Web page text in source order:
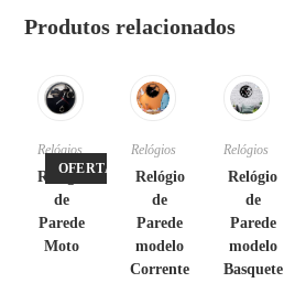
Produtos relacionados
OFERTA!
Relógios
Relógio
de
Parede
Moto
Relógios
Relógio
de
Parede
modelo
Corrente
Relógios
Relógio
de
Parede
modelo
Basquete